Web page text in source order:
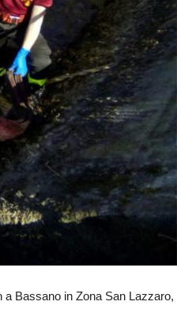
Bassano in Zona San Lazzaro,